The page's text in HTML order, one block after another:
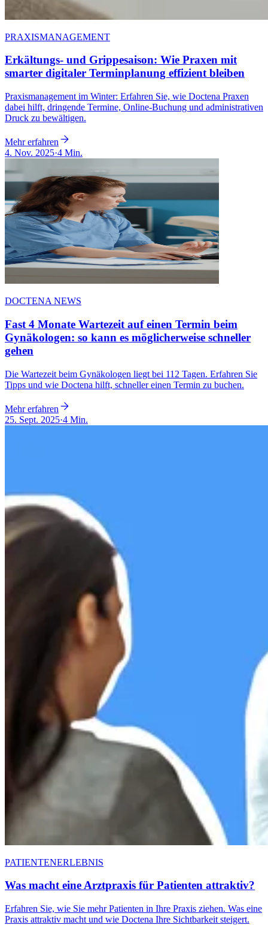
PRAXISMANAGEMENT
Erkältungs- und Grippesaison: Wie Praxen mit
smarter digitaler Terminplanung effizient bleiben
Praxismanagement im Winter: Erfahren Sie, wie Doctena Praxen
dabei hilft, dringende Termine, Online-Buchung und administrativen
Druck zu bewältigen.
Mehr erfahren
4. Nov. 2025·4 Min.
DOCTENA NEWS
Fast 4 Monate Wartezeit auf einen Termin beim
Gynäkologen: so kann es möglicherweise schneller
gehen
Die Wartezeit beim Gynäkologen liegt bei 112 Tagen. Erfahren Sie
Tipps und wie Doctena hilft, schneller einen Termin zu buchen.
Mehr erfahren
25. Sept. 2025·4 Min.
PATIENTENERLEBNIS
Was macht eine Arztpraxis für Patienten attraktiv?
Erfahren Sie, wie Sie mehr Patienten in Ihre Praxis ziehen. Was eine
Praxis attraktiv macht und wie Doctena Ihre Sichtbarkeit steigert.